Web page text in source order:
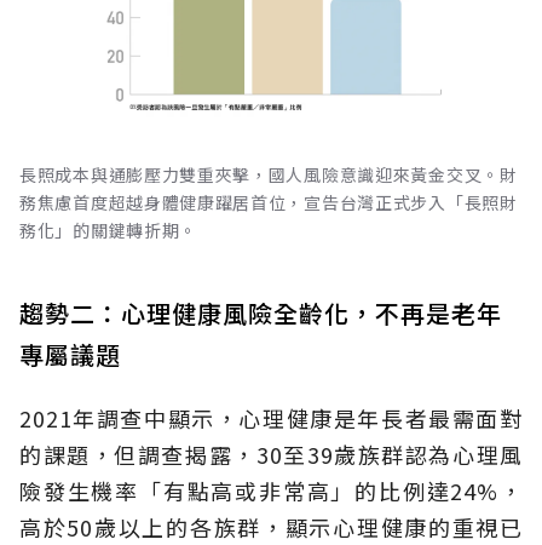
長照成本與通膨壓力雙重夾擊，國人風險意識迎來黃金交叉。財
務焦慮首度超越身體健康躍居首位，宣告台灣正式步入「長照財
務化」的關鍵轉折期。
趨勢二：心理健康風險全齡化，不再是老年
專屬議題
2021年調查中顯示，心理健康是年長者最需面對
的課題，但調查揭露，30至39歲族群認為心理風
險發生機率「有點高或非常高」的比例達24%，
高於50歲以上的各族群，顯示心理健康的重視已